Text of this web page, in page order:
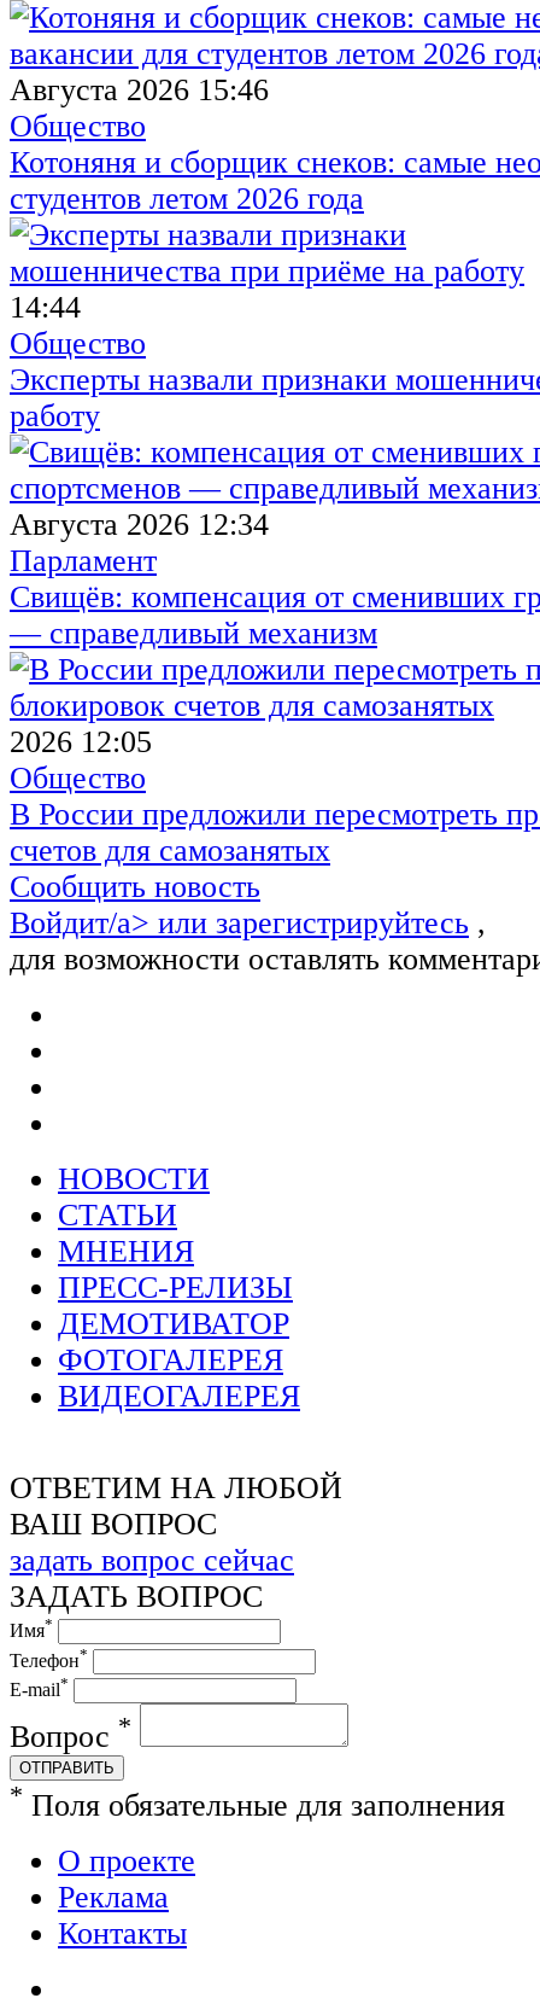
Августа 2026 15:46
Общество
Котоняня и сборщик снеков: самые
студентов летом 2026 года
14:44
Общество
Эксперты назвали признаки
работу
Августа 2026 12:34
Парламент
Свищёв: компенсация от сменивших
— справедливый механизм
2026 12:05
Общество
В России предложили пересмотреть
счетов для самозанятых
Сообщить новость
Войдит/a> или зарегистрируйтесь ,
для возможности оставлять
НОВОСТИ
СТАТЬИ
МНЕНИЯ
ПРЕСС-РЕЛИЗЫ
ДЕМОТИВАТОР
ФОТОГАЛЕРЕЯ
ВИДЕОГАЛЕРЕЯ
ОТВЕТИМ НА ЛЮБОЙ
ВАШ ВОПРОС
задать вопрос сейчас
ЗАДАТЬ ВОПРОС
Имя*
Телефон*
E-mail*
Вопрос *
ОТПРАВИТЬ
* Поля обязательные для заполнения
О проекте
Реклама
Контакты